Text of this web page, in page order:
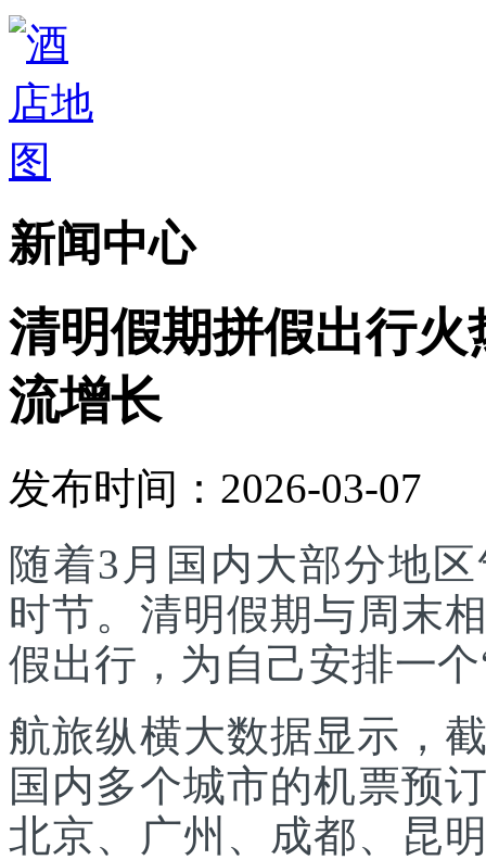
新闻中心
清明假期拼假出行
流增长
发布时间：2026-03-07
随着3月国内大部分地
时节。清明假期与周末
假出行，为自己安排一
航旅纵横大数据显示，
国内多个城市的机票预
北京、广州、成都、昆